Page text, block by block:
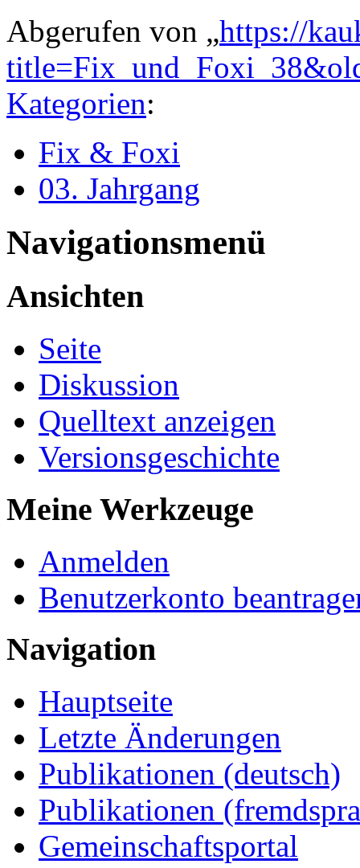
Abgerufen von „https://
Kategorien:
Fix & Foxi
03. Jahrgang
Navigationsmenü
Ansichten
Seite
Diskussion
Quelltext anzeigen
Versionsgeschichte
Meine Werkzeuge
Anmelden
Benutzerkonto
Navigation
Hauptseite
Letzte Änderungen
Publikationen (deutsch)
Publikationen
Gemeinschaftsportal